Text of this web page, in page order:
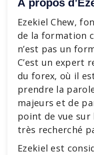
À propos
Ezekiel Chew,
de la formation
n’est pas un
C’est un expert
du forex, où il
prendre la
majeurs et de
point de vue
très recherché
Ezekiel est